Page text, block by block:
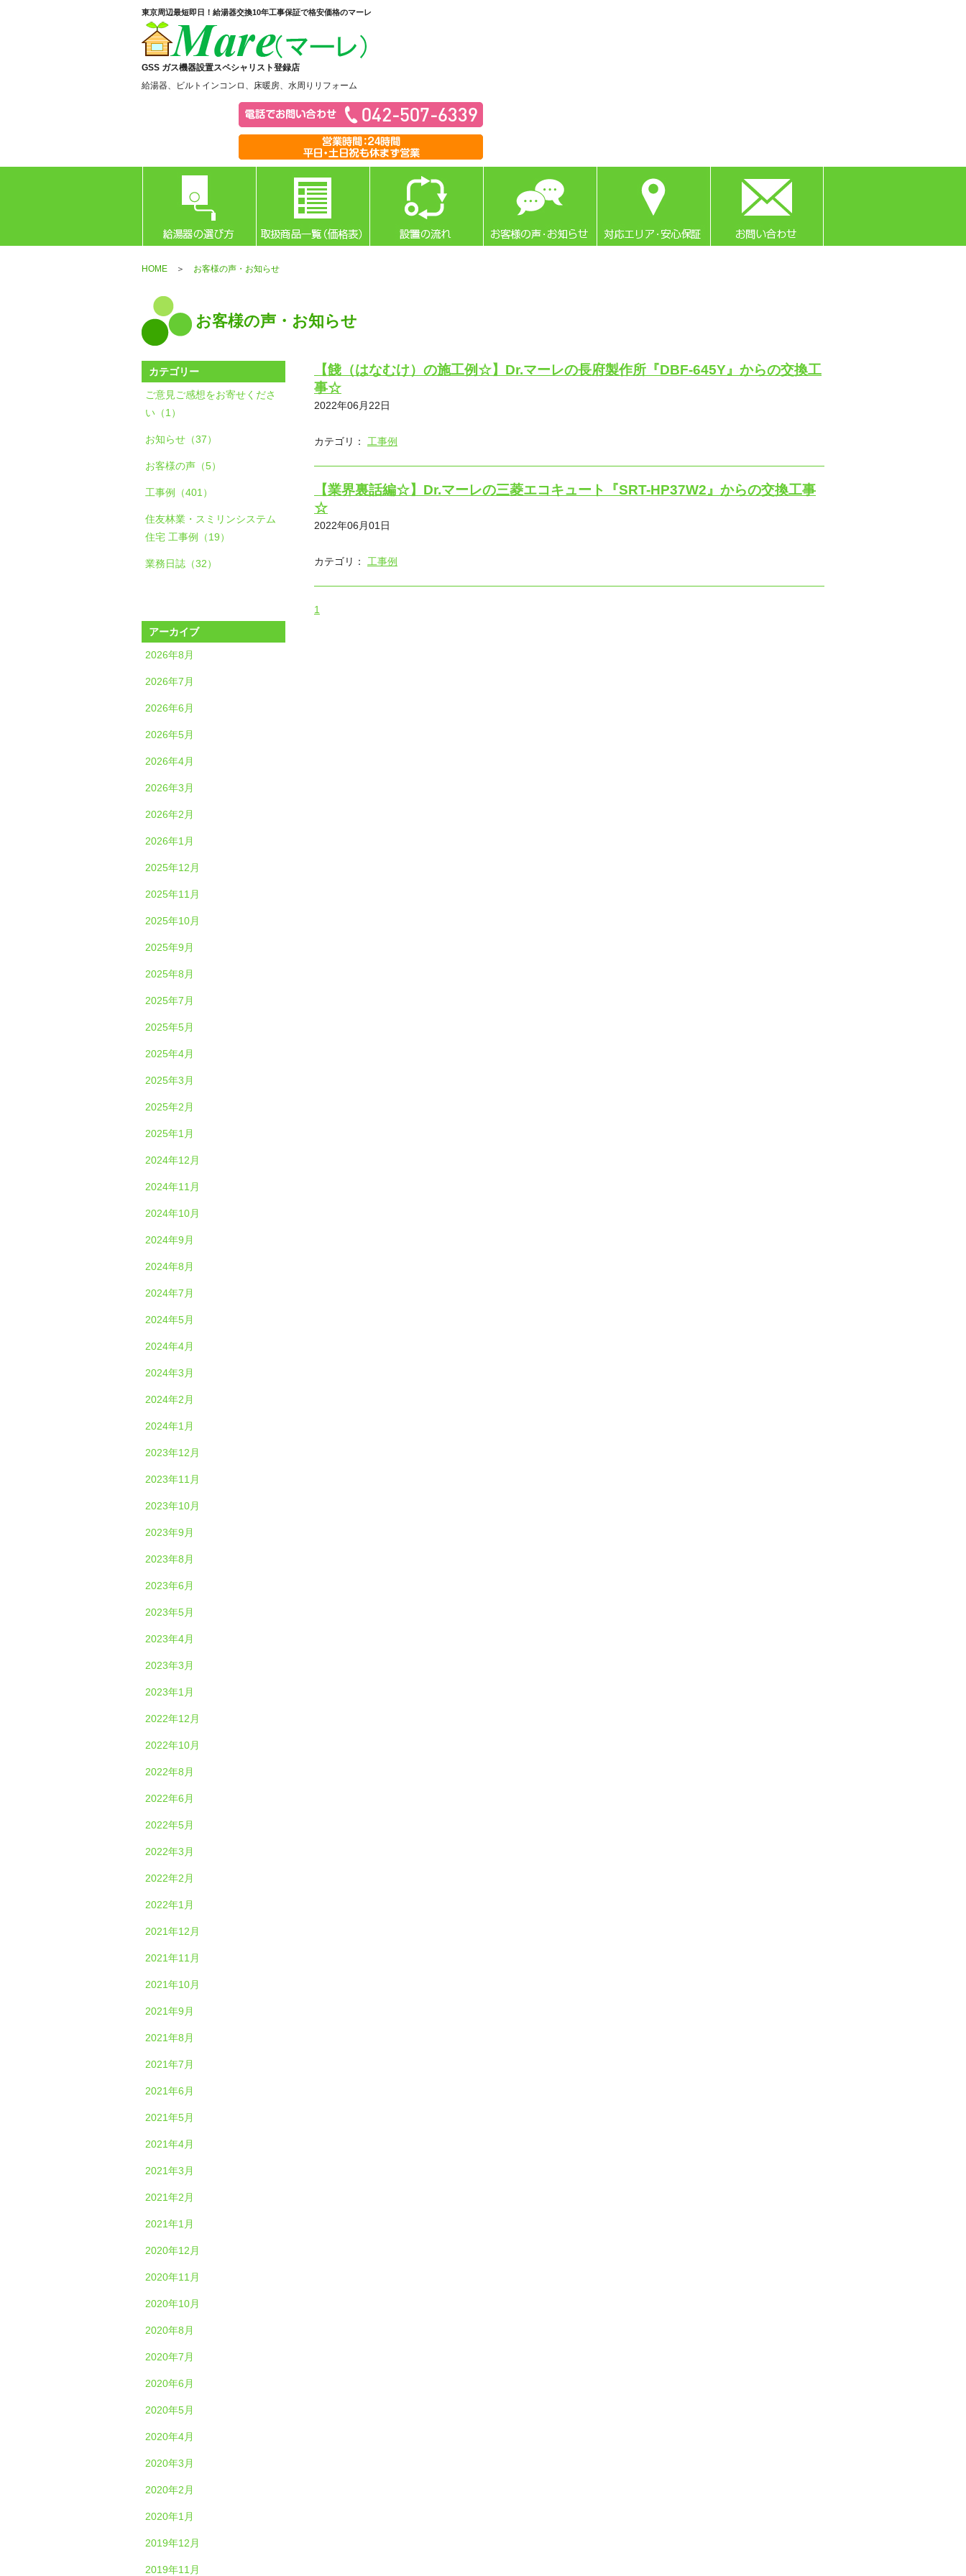
東京周辺最短即日！給湯器交換10年工事保証で格安価格のマーレ
GSS ガス機器設置スペシャリスト登録店
給湯器、ビルトインコンロ、床暖房、水周りリフォーム
HOME ＞ お客様の声・お知らせ
お客様の声・お知らせ
カテゴリー
ご意見ご感想をお寄せくださ
い（1）
お知らせ（37）
お客様の声（5）
工事例（401）
住友林業・スミリンシステム
住宅 工事例（19）
業務日誌（32）
アーカイブ
2026年8月
2026年7月
2026年6月
2026年5月
2026年4月
2026年3月
2026年2月
2026年1月
2025年12月
2025年11月
2025年10月
2025年9月
2025年8月
2025年7月
2025年5月
2025年4月
2025年3月
2025年2月
2025年1月
2024年12月
2024年11月
2024年10月
2024年9月
2024年8月
2024年7月
2024年5月
2024年4月
2024年3月
2024年2月
2024年1月
2023年12月
2023年11月
2023年10月
2023年9月
2023年8月
2023年6月
2023年5月
2023年4月
2023年3月
2023年1月
2022年12月
2022年10月
2022年8月
2022年6月
2022年5月
2022年3月
2022年2月
2022年1月
2021年12月
2021年11月
2021年10月
2021年9月
2021年8月
2021年7月
2021年6月
2021年5月
2021年4月
2021年3月
2021年2月
2021年1月
2020年12月
2020年11月
2020年10月
2020年8月
2020年7月
2020年6月
2020年5月
2020年4月
2020年3月
2020年2月
2020年1月
2019年12月
2019年11月
【餞（はなむけ）の施工例☆】Dr.マーレの長府製作所『DBF-645Y』からの交換工
事☆
2022年06月22日
カテゴリ： 工事例
【業界裏話編☆】Dr.マーレの三菱エコキュート『SRT-HP37W2』からの交換工事
☆
2022年06月01日
カテゴリ： 工事例
1